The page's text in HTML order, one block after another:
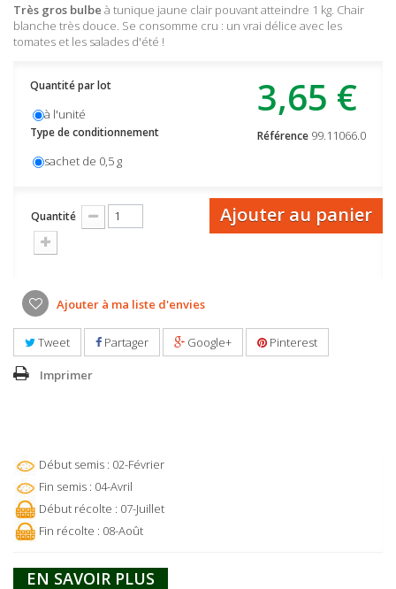
Très gros bulbe à tunique jaune clair pouvant atteindre 1 kg. Chair
blanche très douce. Se consomme cru : un vrai délice avec les
tomates et les salades d'été !
3,65 €
Référence 99.11066.0
Quantité par lot
à l'unité
Type de conditionnement
sachet de 0,5 g
Quantité Ajouter au panier
Ajouter à ma liste d'envies
Tweet Partager Google+ Pinterest
Imprimer
Début semis : 02-Février
Fin semis : 04-Avril
Début récolte : 07-Juillet
Fin récolte : 08-Août
EN SAVOIR PLUS